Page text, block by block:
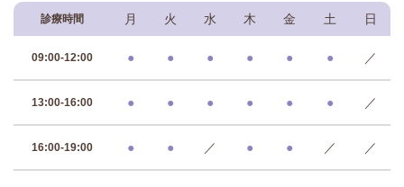
診療時間 月 火 水 木 金 土 日
09:00-12:00 ● ● ● ● ● ● ／
13:00-16:00 ● ● ● ● ● ● ／
16:00-19:00 ● ● ／ ● ● ／ ／